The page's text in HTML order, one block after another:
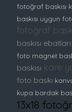
fotoğraf baskısı
baskısı uygun
fotoğraf
baskısı ebatları
foto magnet
baskısı kare
foto baskı
kupa bardak
13x18